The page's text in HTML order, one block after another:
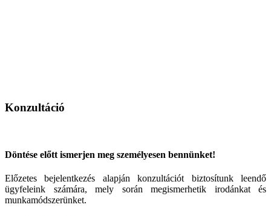
Konzultáció
Döntése előtt ismerjen meg személyesen bennünket!
Előzetes bejelentkezés alapján konzultációt biztosítunk leendő
ügyfeleink számára, mely során megismerhetik irodánkat és
munkamódszerünket.